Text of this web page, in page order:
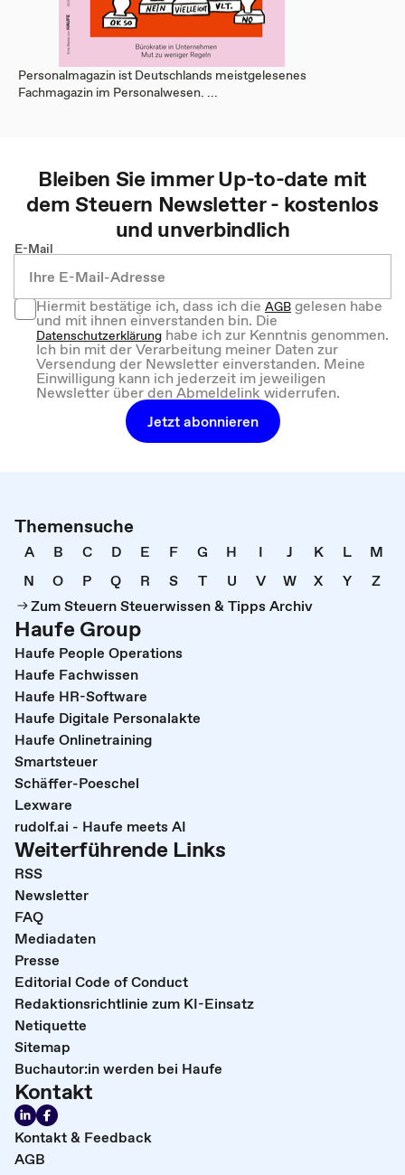
Personalmagazin ist Deutschlands meistgelesenes
Fachmagazin im Personalwesen. ...
Bleiben Sie immer Up-to-date mit
demSteuern Newsletter - kostenlos
und unverbindlich
E-Mail
Hiermit bestätige ich, dass ich dieAGBgelesen habe
und mit ihnen einverstanden bin. Die
Datenschutzerklärung habe ich zur Kenntnis genommen.
Ich bin mit der Verarbeitung meiner Daten zur
Versendung der Newsletter einverstanden. Meine
Einwilligung kann ich jederzeit im jeweiligen
Newsletter über den Abmeldelink widerrufen.
Jetzt abonnieren
Themensuche
A B C D E F G H I J K L
M
N
O P Q R S T U V W X Y
Z
Zum Steuern Steuerwissen & Tipps Archiv
Haufe Group
Haufe People Operations
Haufe Fachwissen
Haufe HR-Software
Haufe Digitale Personalakte
Haufe Onlinetraining
Smartsteuer
Schäffer-Poeschel
Lexware
rudolf.ai - Haufe meets AI
Weiterführende Links
RSS
Newsletter
FAQ
Mediadaten
Presse
Editorial Code of Conduct
Redaktionsrichtlinie zum KI-Einsatz
Netiquette
Sitemap
Buchautor:in werden bei Haufe
Kontakt
Kontakt & Feedback
AGB